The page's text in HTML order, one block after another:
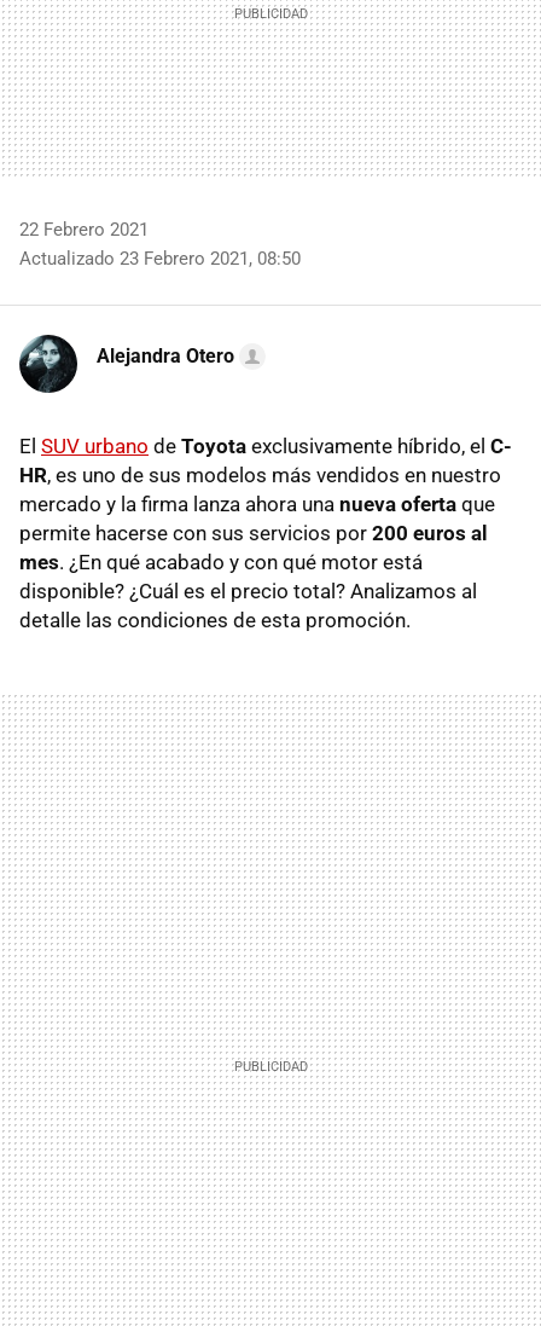
22 Febrero 2021
Actualizado 23 Febrero 2021, 08:50
Alejandra Otero
El SUV urbano de Toyota exclusivamente híbrido, el C-
HR, es uno de sus modelos más vendidos en nuestro
mercado y la firma lanza ahora una nueva oferta que
permite hacerse con sus servicios por 200 euros al
mes. ¿En qué acabado y con qué motor está
disponible? ¿Cuál es el precio total? Analizamos al
detalle las condiciones de esta promoción.